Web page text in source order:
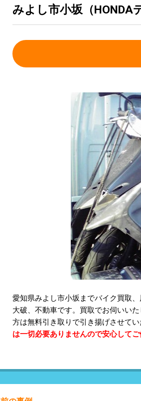
みよし市小坂（HONDA
愛知県みよし市小坂までバイク買取
大破、不動車です。買取でお伺いい
方は無料引き取りで引き揚げさせてい
は一切必要ありませんので安心して